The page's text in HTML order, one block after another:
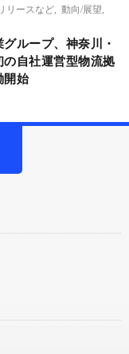
リースなど
動向/展望
ループ、神奈川・
の自社運営型物流拠
開始